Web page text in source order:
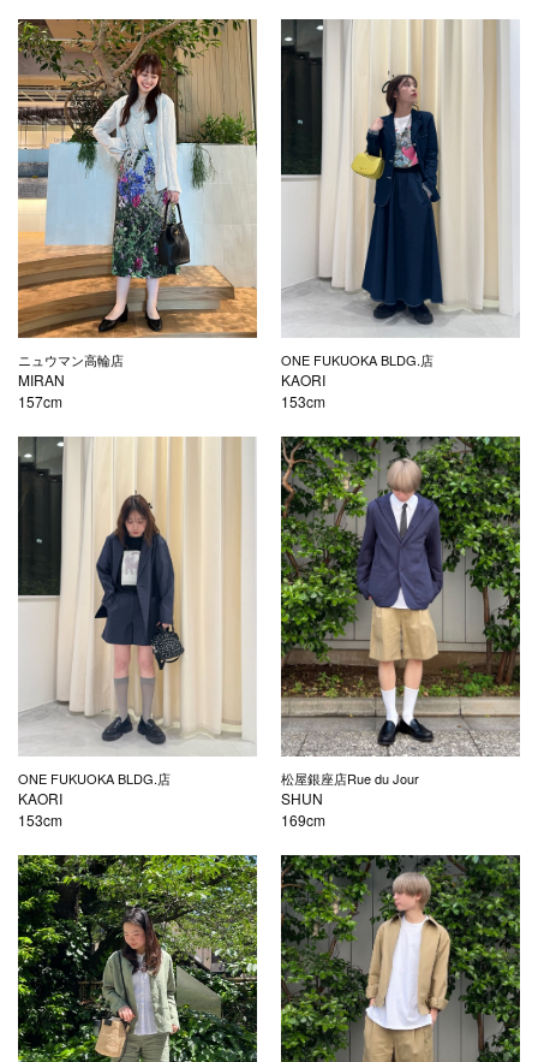
ニュウマン高輪店
MIRAN
157cm
ONE FUKUOKA BLDG.店
KAORI
153cm
ONE FUKUOKA BLDG.店
KAORI
153cm
松屋銀座店Rue du Jour
SHUN
169cm